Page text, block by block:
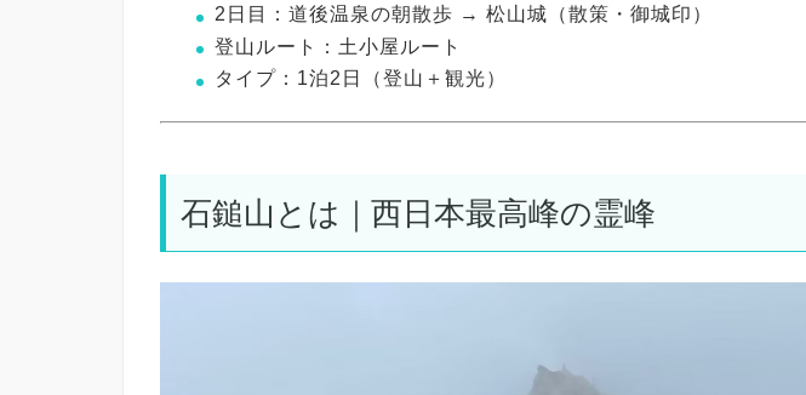
2日目
：道後温泉の朝散歩 → 松山城（散策・御城印）
登山ルート
：土小屋ルート
タイプ ：1泊2日（登山＋観光）
石鎚山とは｜西日本最高峰の霊峰